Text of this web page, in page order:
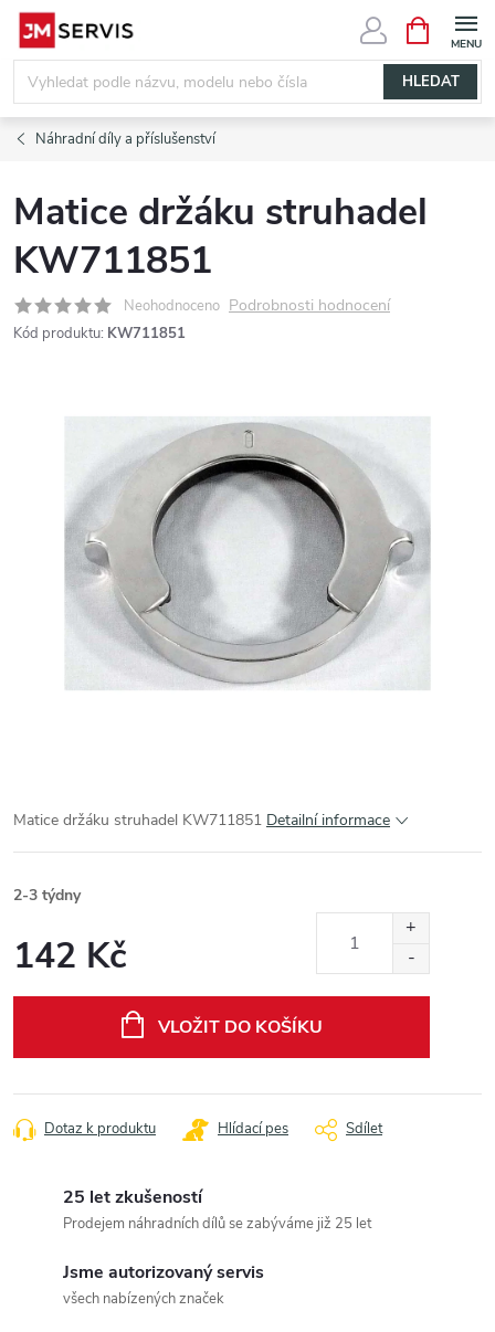
Přejít
obsah
HLEDAT
NÁKUPNÍ
KOŠÍK
Náhradní díly a příslušenství
Matice držáku struhadel
KW711851
Neohodnoceno Podrobnosti hodnocení
Kód produktu: KW711851
Matice držáku struhadel KW711851 Detailní informace
2-3 týdny
142 Kč
VLOŽIT DO KOŠÍKU
Dotaz k produktu Hlídací pes Sdílet
25 let zkušeností
Prodejem náhradních dílů se zabýváme již 25 let
Jsme autorizovaný servis
všech nabízených značek